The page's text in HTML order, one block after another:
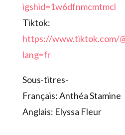
igshid=1w6dfnmcmtmcl
Tiktok:
https://www.tiktok.com/
lang=fr
Sous-titres-
Français: Anthéa Stamine
Anglais: Elyssa Fleur